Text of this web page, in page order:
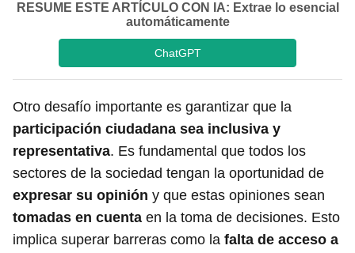
RESUME ESTE ARTÍCULO CON IA: Extrae lo esencial
automáticamente
ChatGPT
Otro desafío importante es garantizar que la
participación ciudadana sea inclusiva y
representativa. Es fundamental que todos los
sectores de la sociedad tengan la oportunidad de
expresar su opinión y que estas opiniones sean
tomadas en cuenta en la toma de decisiones. Esto
implica superar barreras como la falta de acceso a